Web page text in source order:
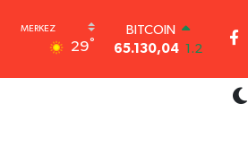
29°
65.130,04
DOLAR